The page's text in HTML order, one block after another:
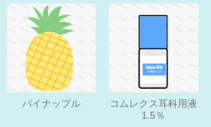
パイナップル
コムレクス耳科用液
1.5％